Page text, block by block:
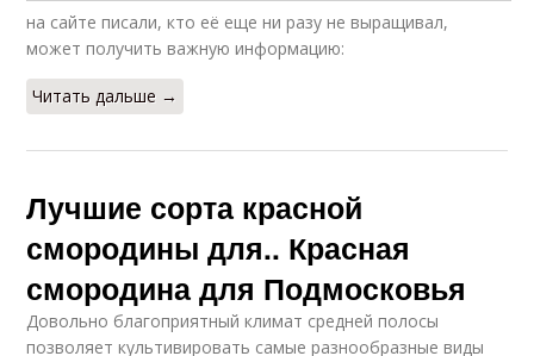
на сайте писали, кто её еще ни разу не выращивал,
может получить важную информацию:
Читать дальше →
Лучшие сорта красной
смородины для.. Красная
смородина для Подмосковья
Довольно благоприятный климат средней полосы
позволяет культивировать самые разнообразные виды